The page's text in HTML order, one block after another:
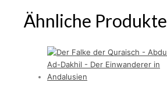
Ähnliche Produkte